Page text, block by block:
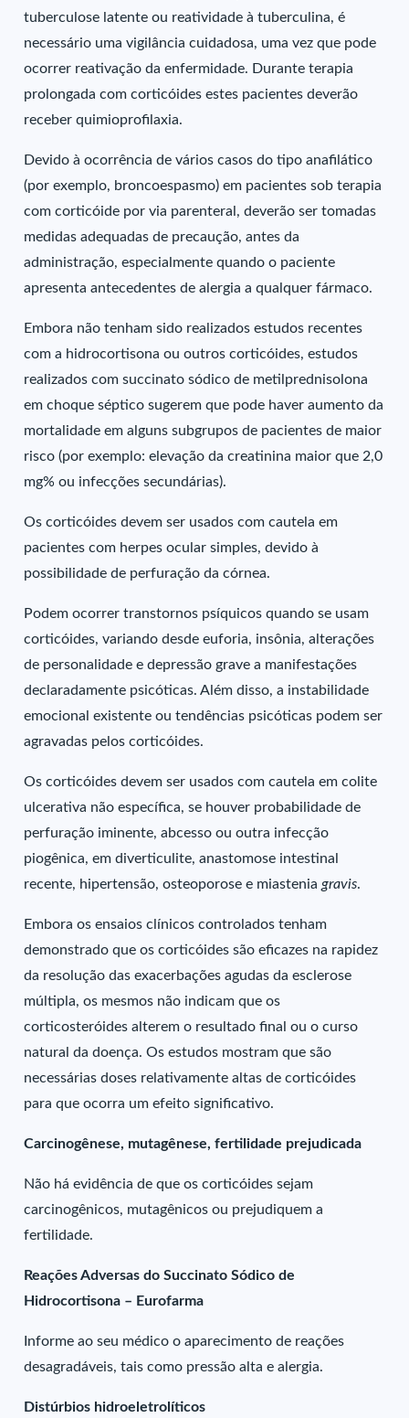
tuberculose latente ou reatividade à tuberculina, é
necessário uma vigilância cuidadosa, uma vez que pode
ocorrer reativação da enfermidade. Durante terapia
prolongada com corticóides estes pacientes deverão
receber quimioprofilaxia.
Devido à ocorrência de vários casos do tipo anafilático
(por exemplo, broncoespasmo) em pacientes sob terapia
com corticóide por via parenteral, deverão ser tomadas
medidas adequadas de precaução, antes da
administração, especialmente quando o paciente
apresenta antecedentes de alergia a qualquer fármaco.
Embora não tenham sido realizados estudos recentes
com a hidrocortisona ou outros corticóides, estudos
realizados com succinato sódico de metilprednisolona
em choque séptico sugerem que pode haver aumento da
mortalidade em alguns subgrupos de pacientes de maior
risco (por exemplo: elevação da creatinina maior que 2,0
mg% ou infecções secundárias).
Os corticóides devem ser usados com cautela em
pacientes com herpes ocular simples, devido à
possibilidade de perfuração da córnea.
Podem ocorrer transtornos psíquicos quando se usam
corticóides, variando desde euforia, insônia, alterações
de personalidade e depressão grave a manifestações
declaradamente psicóticas. Além disso, a instabilidade
emocional existente ou tendências psicóticas podem ser
agravadas pelos corticóides.
Os corticóides devem ser usados com cautela em colite
ulcerativa não específica, se houver probabilidade de
perfuração iminente, abcesso ou outra infecção
piogênica, em diverticulite, anastomose intestinal
recente, hipertensão, osteoporose e miastenia gravis.
Embora os ensaios clínicos controlados tenham
demonstrado que os corticóides são eficazes na rapidez
da resolução das exacerbações agudas da esclerose
múltipla, os mesmos não indicam que os
corticosteróides alterem o resultado final ou o curso
natural da doença. Os estudos mostram que são
necessárias doses relativamente altas de corticóides
para que ocorra um efeito significativo.
Carcinogênese, mutagênese, fertilidade prejudicada
Não há evidência de que os corticóides sejam
carcinogênicos, mutagênicos ou prejudiquem a
fertilidade.
Reações Adversas do Succinato Sódico de
Hidrocortisona – Eurofarma
Informe ao seu médico o aparecimento de reações
desagradáveis, tais como pressão alta e alergia.
Distúrbios hidroeletrolíticos